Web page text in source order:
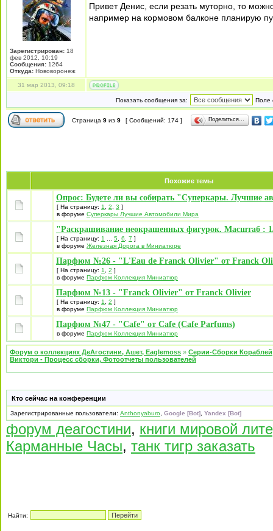
Зарегистрирован: 18
фев 2012, 10:19
Сообщения: 1264
Откуда: Нововоронеж
Привет Денис, если резать муторно, то
например на кормовом балконе планирую
31 мар 2013, 09:18
Показать сообщения за: Поле
Страница 9 из 9 [ Сообщений: 174 ] Поделиться…
Похожие темы
Опрос: Будете ли вы собирать "Суперкары. Лучшие
[ На страницу: 1 2 3 ]
в форуме Суперкары Лучшие Автомобили Mира
"Раскрашивание неокрашенных фигурок. Масштаб :
[ На страницу: 1 5 6 7 ]
в форуме Железная Дорога в Миниатюре
Парфюм №26 - "L'Eau de Franck Olivier" от Franck
[ На страницу: 1 2 ]
в форуме Парфюм Коллекция Миниатюр
Парфюм №13 - "Franck Olivier" от Franck Olivier
[ На страницу: 1 2 ]
в форуме Парфюм Коллекция Миниатюр
Парфюм №47 - "Cafe" от Cafe (Cafe Parfums)
в форуме Парфюм Коллекция Миниатюр
Форум о коллекциях ДеАгостини, Ашет, Eaglemoss » Серии-Сборки Кораблей
Виктори - Процесс сборки, Фотоотчеты пользователей
Кто сейчас на конференции
Зарегистрированные пользователи: Anthonyaburo Google [Bot] Yandex [Bot]
форум деагостини, книги мировой
Карманные Часы, танк тигр заказать
Найти: